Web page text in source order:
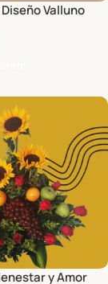
Valluno
y Amor